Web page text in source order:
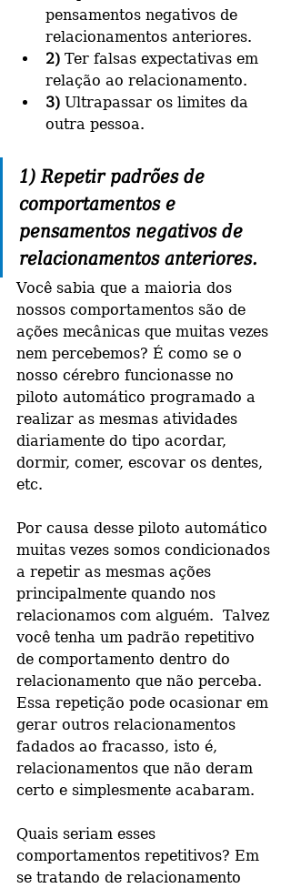
pensamentos negativos de
relacionamentos anteriores.
2) Ter falsas expectativas em
relação ao relacionamento.
3) Ultrapassar os limites da
outra pessoa.
1) Repetir padrões de
comportamentos e
pensamentos negativos de
relacionamentos anteriores.
Você sabia que a maioria dos
nossos comportamentos são de
ações mecânicas que muitas vezes
nem percebemos? É como se o
nosso cérebro funcionasse no
piloto automático programado a
realizar as mesmas atividades
diariamente do tipo acordar,
dormir, comer, escovar os dentes,
etc.
Por causa desse piloto automático
muitas vezes somos condicionados
a repetir as mesmas ações
principalmente quando nos
relacionamos com alguém.  Talvez
você tenha um padrão repetitivo
de comportamento dentro do
relacionamento que não perceba.
Essa repetição pode ocasionar em
gerar outros relacionamentos
fadados ao fracasso, isto é,
relacionamentos que não deram
certo e simplesmente acabaram.
Quais seriam esses
comportamentos repetitivos? Em
se tratando de relacionamento